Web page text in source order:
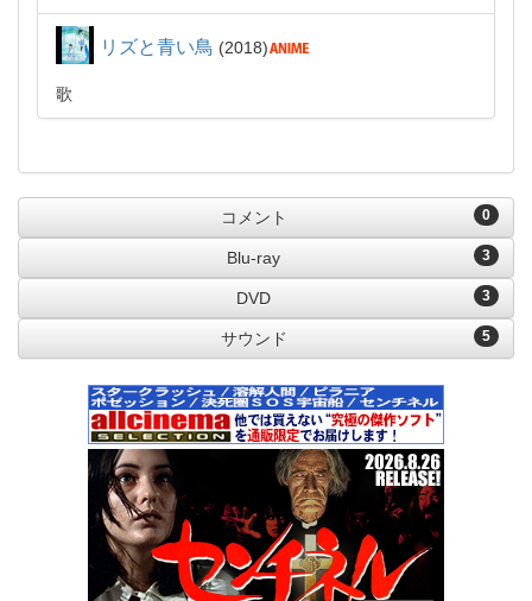
リズと青い鳥 2018
歌
0
コメント
3
Blu-ray
3
DVD
5
サウンド